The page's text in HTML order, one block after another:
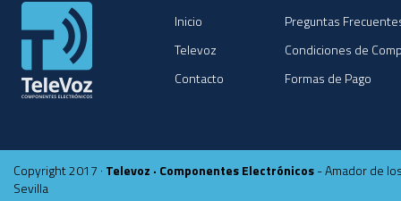
Inicio
Preguntas
Televoz
Condiciones de
Contacto
Formas de Pago
Copyright 2017 · Televoz · Componentes Electrónicos- Amador de
Sevilla